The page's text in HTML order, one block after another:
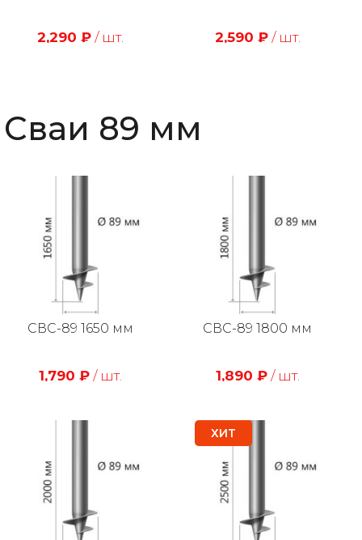
2,290 ₽ / шт. 2,590 ₽ / шт.
Сваи 89 мм
СВС-89 1650 мм
1,790 ₽ / шт.
СВС-89 1800 мм
1,890 ₽ / шт.
ХИТ